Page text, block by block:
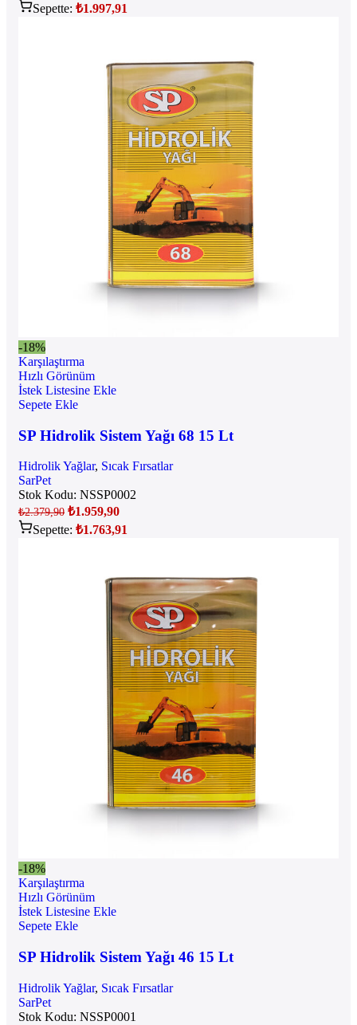
Sepette: ₺1.997,91
-18%
Karşılaştırma
Hızlı Görünüm
İstek Listesine Ekle
Sepete Ekle
SP Hidrolik Sistem Yağı 68 15 Lt
Hidrolik Yağlar, Sıcak Fırsatlar
SarPet
Stok Kodu: NSSP0002
₺2.379,90 ₺1.959,90
Sepette: ₺1.763,91
-18%
Karşılaştırma
Hızlı Görünüm
İstek Listesine Ekle
Sepete Ekle
SP Hidrolik Sistem Yağı 46 15 Lt
Hidrolik Yağlar, Sıcak Fırsatlar
SarPet
Stok Kodu: NSSP0001